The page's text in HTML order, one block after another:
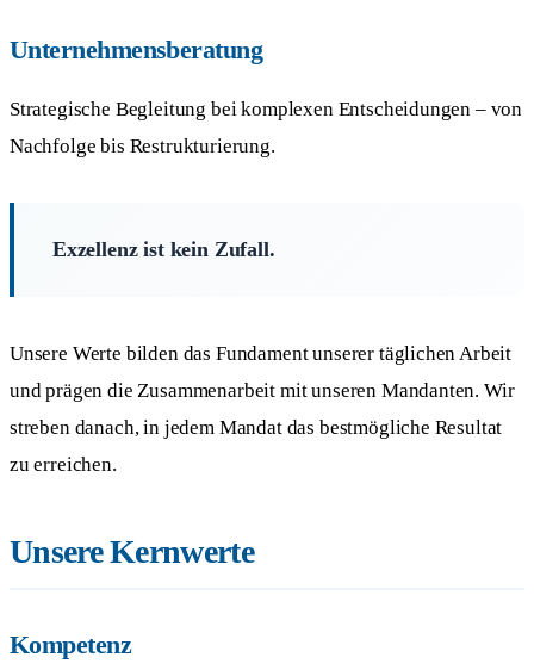
Unternehmensberatung
Strategische Begleitung bei komplexen Entscheidungen – von
Nachfolge bis Restrukturierung.
Exzellenz ist kein Zufall.
Unsere Werte bilden das Fundament unserer täglichen Arbeit
und prägen die Zusammenarbeit mit unseren Mandanten. Wir
streben danach, in jedem Mandat das bestmögliche Resultat
zu erreichen.
Unsere Kernwerte
Kompetenz